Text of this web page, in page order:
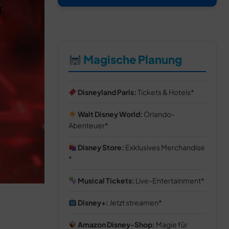
Magische Planung
Disneyland Paris:Tickets & Hotels
Walt Disney World: Orlando-
Abenteuer
Disney Store: Exklusives Merchandise
Musical Tickets: Live-Entertainment
Disney+: Jetzt streamen
Amazon Disney-Shop: Magie für